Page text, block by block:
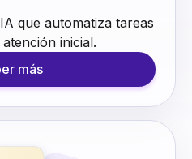
que automatiza tareas
inicial.
más